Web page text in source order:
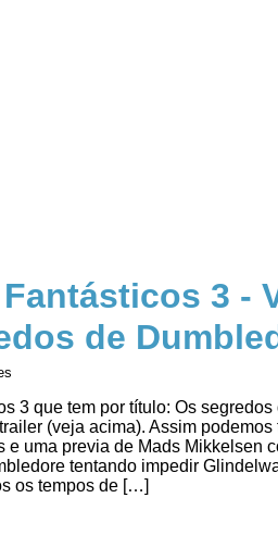
3 -
de
3 que tem por título: Os
(veja acima). Assim
e uma previa de Mads Mikkelsen
tentando impedir
os tempos de […]